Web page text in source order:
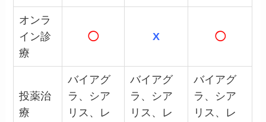
オンラ
イン診
療
◯ X ◯
投薬治
療
バイアグ
ラ、シア
リス、レ
バイアグ
ラ、シア
リス、レ
バイアグ
ラ、シア
リス、レ